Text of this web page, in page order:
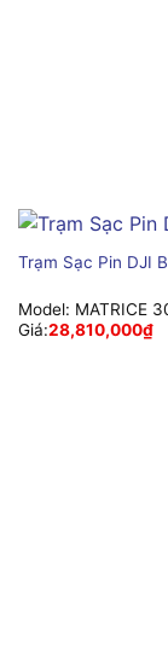
Trạm Sạc Pin DJI
Model: MATRICE
Giá:28,810,000₫